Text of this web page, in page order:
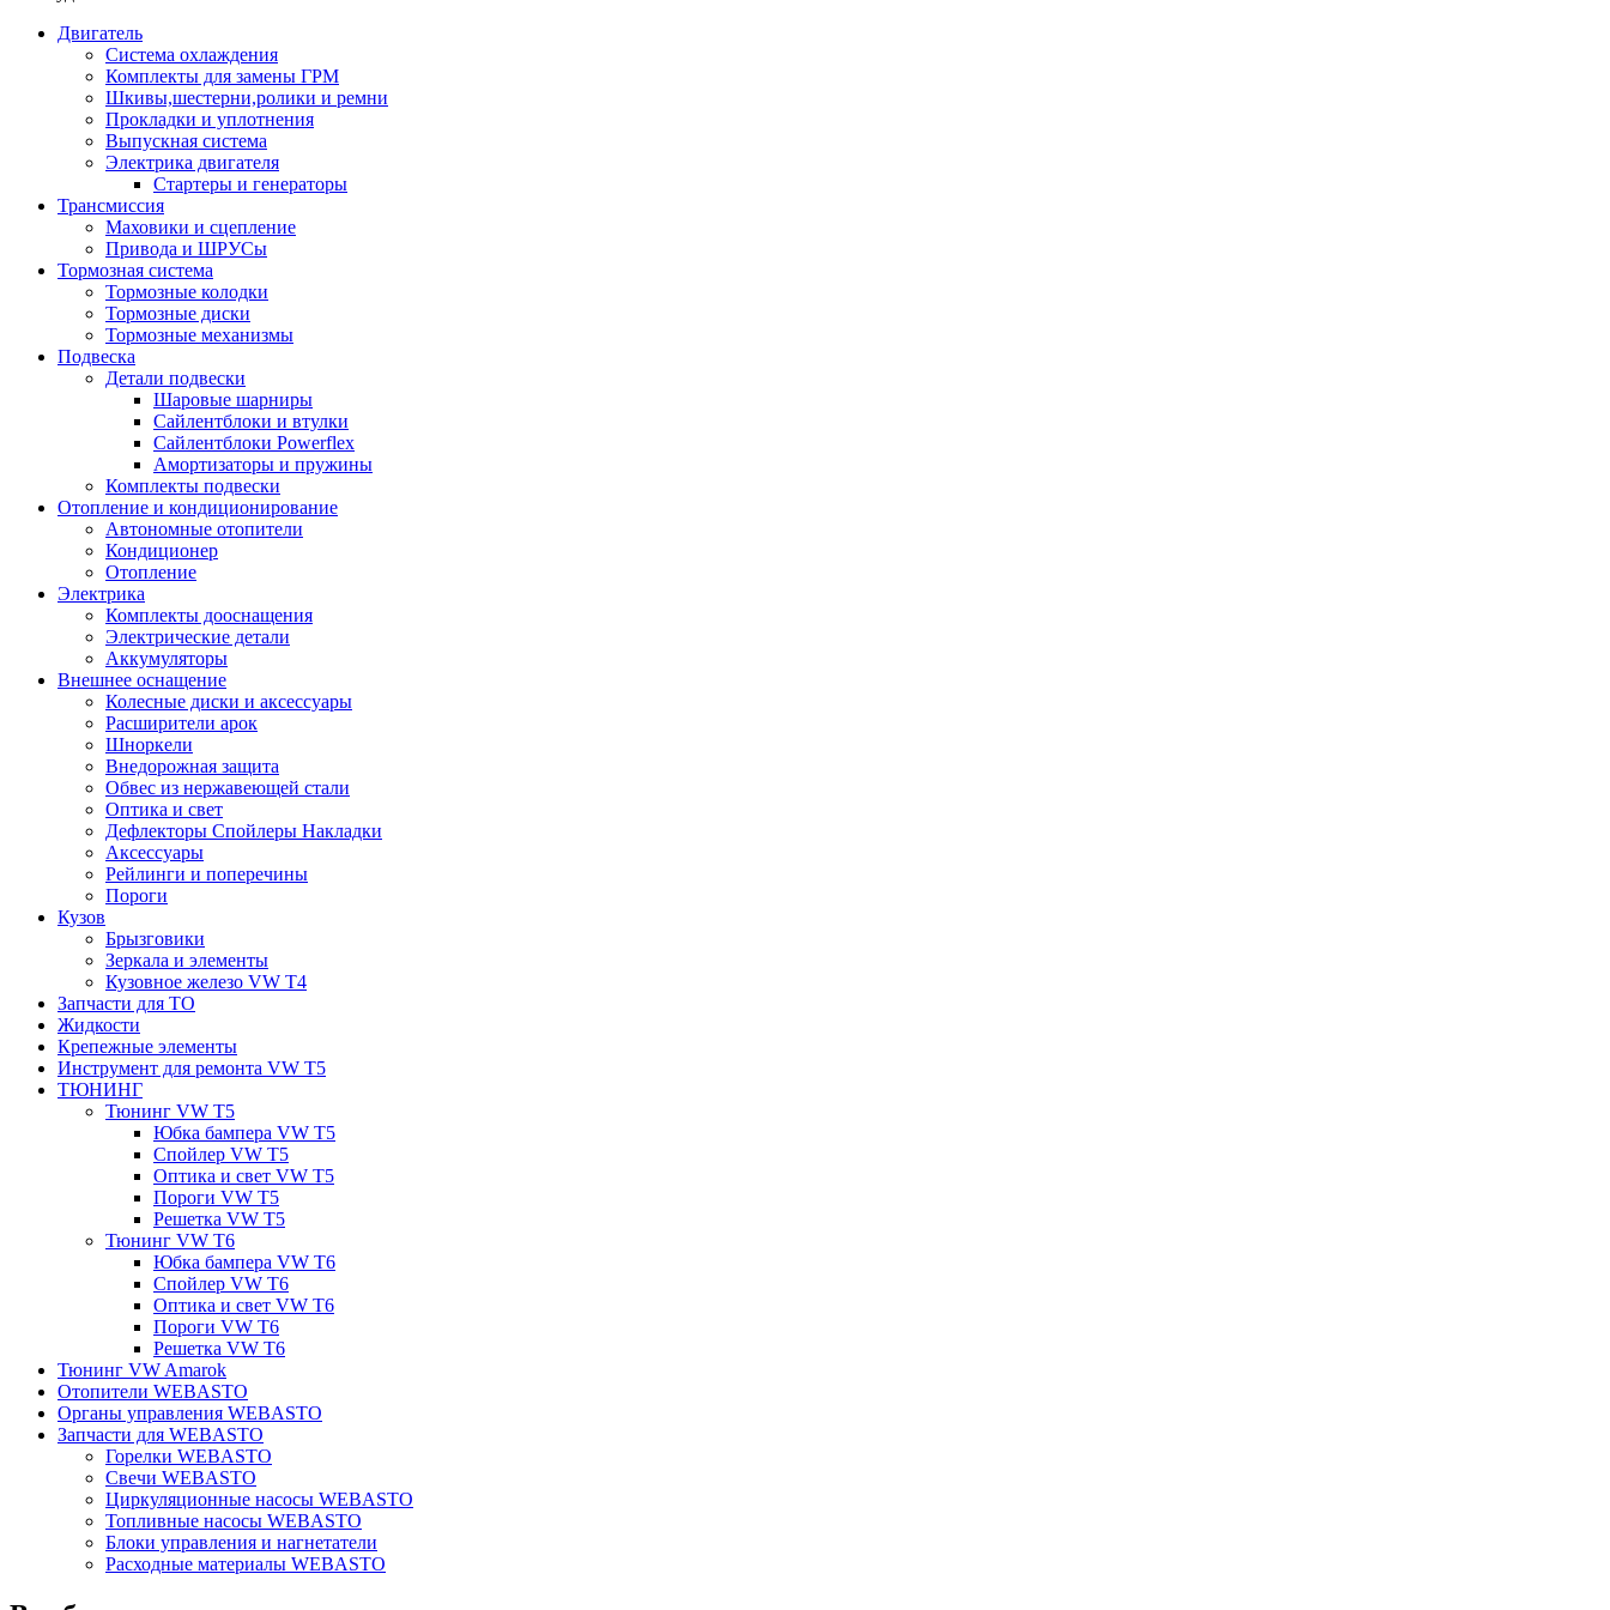
Двигатель
Система охлаждения
Комплекты для замены ГРМ
Шкивы,шестерни,ролики и ремни
Прокладки и уплотнения
Выпускная система
Электрика двигателя
Стартеры и генераторы
Трансмиссия
Маховики и сцепление
Привода и ШРУСы
Тормозная система
Тормозные колодки
Тормозные диски
Тормозные механизмы
Подвеска
Детали подвески
Шаровые шарниры
Сайлентблоки и втулки
Сайлентблоки Powerflex
Амортизаторы и пружины
Комплекты подвески
Отопление и кондиционирование
Автономные отопители
Кондиционер
Отопление
Электрика
Комплекты дооснащения
Электрические детали
Аккумуляторы
Внешнее оснащение
Колесные диски и аксессуары
Расширители арок
Шноркели
Внедорожная защита
Обвес из нержавеющей стали
Оптика и свет
Дефлекторы Спойлеры Накладки
Аксессуары
Рейлинги и поперечины
Пороги
Кузов
Брызговики
Зеркала и элементы
Кузовное железо VW T4
Запчасти для ТО
Жидкости
Крепежные элементы
Инструмент для ремонта VW T5
ТЮНИНГ
Тюнинг VW T5
Юбка бампера VW T5
Спойлер VW T5
Оптика и свет VW T5
Пороги VW T5
Решетка VW T5
Тюнинг VW T6
Юбка бампера VW T6
Спойлер VW T6
Оптика и свет VW T6
Пороги VW T6
Решетка VW T6
Тюнинг VW Amarok
Отопители WEBASTO
Органы управления WEBASTO
Запчасти для WEBASTO
Горелки WEBASTO
Свечи WEBASTO
Циркуляционные насосы WEBASTO
Топливные насосы WEBASTO
Блоки управления и нагнетатели
Расходные материалы WEBASTO